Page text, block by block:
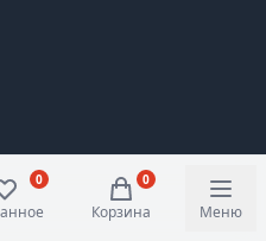
0
Корзина
0
Меню